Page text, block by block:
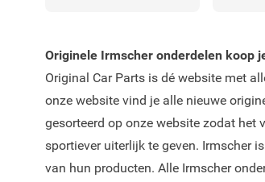
Originele Irmscher onderdelen koop
Original Car Parts is dé website met
onze website vind je alle nieuwe
gesorteerd op onze website zodat het
sportiever uiterlijk te geven. Irmscher
van hun producten. Alle Irmscher